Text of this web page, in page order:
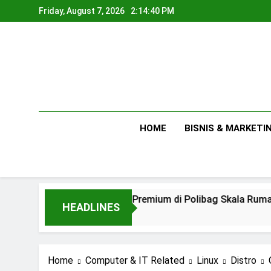
to
Friday, August 7, 2026 2:14:41 PM
HOME BISNIS &
HEADLINES
Menanam Melon Premium di Polibag Skala Rumahan
Home Computer & IT Related Linux Distro